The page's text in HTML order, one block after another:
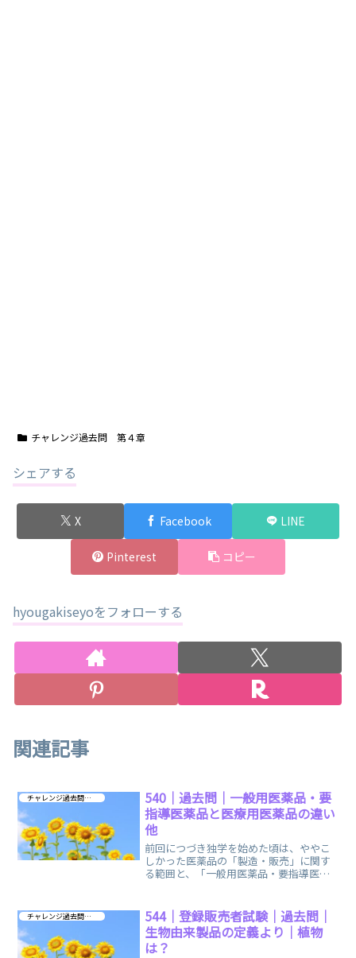
チャレンジ過去問 第４章
シェアする
X Facebook LINE
Pinterest コピー
hyougakiseyoをフォローする
関連記事
チャレンジ過去問 第４章
540｜過去問｜一般用医薬品・要
指導医薬品と医療用医薬品の違い
他
前回につづき独学を始めた頃は、ややこ
しかった医薬品の「製造・販売」に関す
る範囲と、「一般用医薬品・要指導医薬
チャレンジ過去問 第４章
544｜登録販売者試験｜過去問｜
生物由来製品の定義より｜植物
は？